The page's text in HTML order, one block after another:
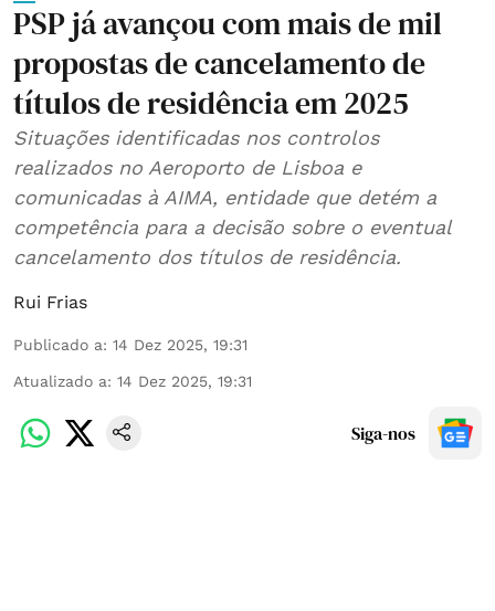
PSP já avançou com mais de mil
propostas de cancelamento de
títulos de residência em 2025
Situações identificadas nos controlos
realizados no Aeroporto de Lisboa e
comunicadas à AIMA, entidade que detém a
competência para a decisão sobre o eventual
cancelamento dos títulos de residência.
Rui Frias
Publicado a: 14 Dez 2025, 19:31
Atualizado a: 14 Dez 2025, 19:31
Siga-nos